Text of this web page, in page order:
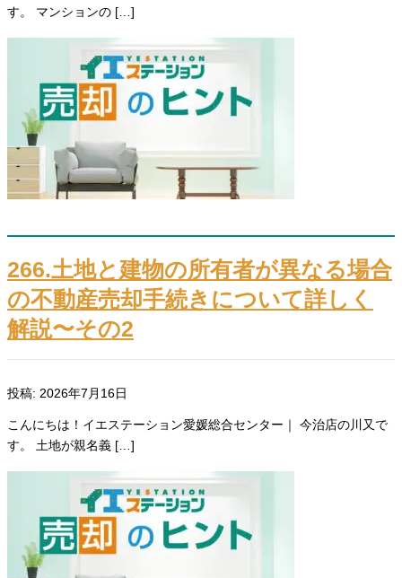
す。 マンションの […]
266.土地と建物の所有者が異なる場合
の不動産売却手続きについて詳しく
解説〜その2
投稿: 2026年7月16日
こんにちは！イエステーション愛媛総合センター｜ 今治店の川又で
す。 土地が親名義 […]